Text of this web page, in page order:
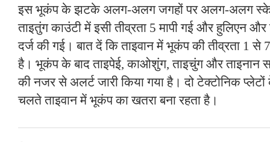
इस भूकंप के झटके अलग-अलग जगहों पर अलग-अलग
ताइतुंग काउंटी में इसी तीव्रता 5 मापी गई और हुलिएन
दर्ज की गई। बात दें कि ताइवान में भूकंप की तीव्रता 1 से
है। भूकंप के बाद ताइपेई, काओशुंग, ताइचुंग और ताइनान
की नजर से अलर्ट जारी किया गया है। दो टेक्टोनिक
चलते ताइवान में भूकंप का खतरा बना रहता है।